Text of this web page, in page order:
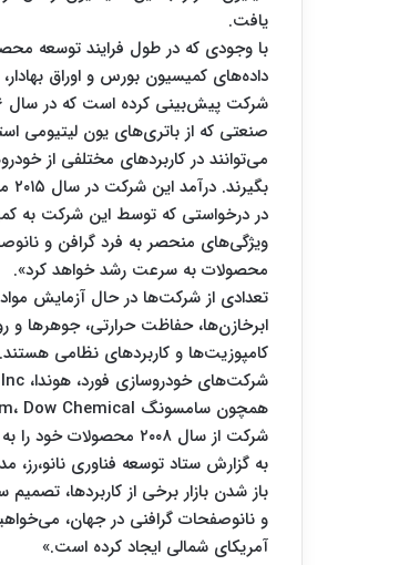
یافت.
داده‌های کمیسیون بورس و اوراق
می‌توانند در کاربردهای مختلفی از
بگیرند. درآمد این شرکت در سال ۲۰۱۵ معادل ۶۴۲،۵۹۲ دلار بود.
در درخواستی که توسط این شرکت به
ویژگی‌های منحصر به فرد گرافن و
محصولات به سرعت رشد خواهد کرد».
ابرخازن‌ها، حفاظت حرارتی، جوهرها
کامپوزیت‌ها و کاربردهای نظامی هستند.
شرکت از سال ۲۰۰۸ محصولات خود را به بیش از ۱۰۰۰ شرکت فروخته است.
باز شدن بازار برخی از کاربردها، تصمیم
و نانوصفحات گرافنی در جهان،
آمریکای شمالی ایجاد کرده است.»